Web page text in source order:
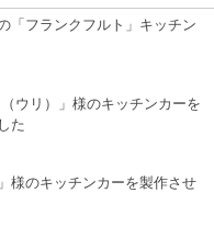
「フランクフルト」キッチン
ウリ）」様のキッチンカーを
た
様のキッチンカーを製作させ